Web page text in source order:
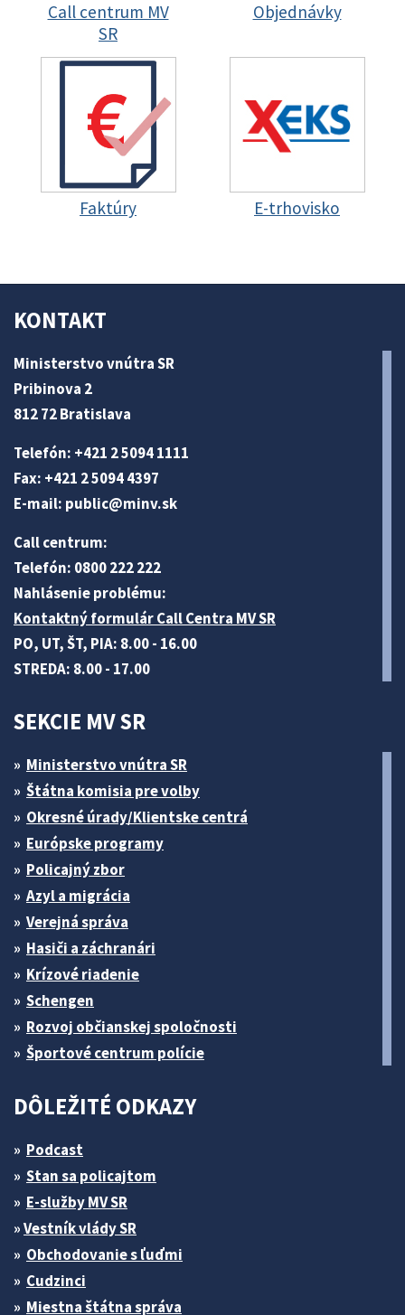
Call centrum MV
SR
Objednávky
Faktúry E-trhovisko
KONTAKT
Ministerstvo vnútra SR
Pribinova 2
812 72 Bratislava
Telefón: +421 2 5094 1111
Fax: +421 2 5094 4397
E-mail: public@minv.sk
Call centrum:
Telefón: 0800 222 222
Nahlásenie problému:
Kontaktný formulár Call Centra MV SR
PO, UT, ŠT, PIA: 8.00 - 16.00
STREDA: 8.00 - 17.00
SEKCIE MV SR
Ministerstvo vnútra SR
Štátna komisia pre volby
Okresné úrady/Klientske centrá
Európske programy
Policajný zbor
Azyl a migrácia
Verejná správa
Hasiči a záchranári
Krízové riadenie
Schengen
Rozvoj občianskej spoločnosti
Športové centrum polície
DÔLEŽITÉ ODKAZY
Podcast
Stan sa policajtom
E-služby MV SR
Vestník vlády SR
Obchodovanie s ľuďmi
Cudzinci
Miestna štátna správa